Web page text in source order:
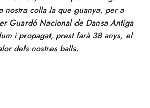
nostra colla la que guanya, per a
Guardó Nacional de Dansa Antiga
i propagat, prest farà 38 anys, el
dels nostres balls.